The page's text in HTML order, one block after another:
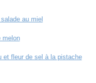
au miel
melon
et fleur de sel à la pistache